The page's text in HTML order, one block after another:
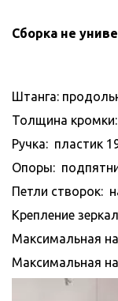
Сборка не
Штанга:
Толщина
Ручка:  пластик
Опоры:
Петли створок:
Крепление
Максимальная
Максимальная